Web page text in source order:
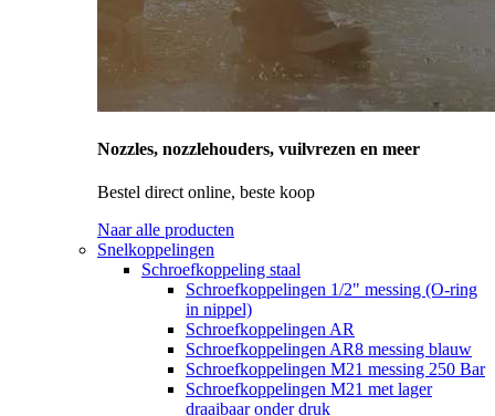
Nozzles, nozzlehouders, vuilvrezen en meer
Bestel direct online, beste koop
Naar alle producten
Snelkoppelingen
Schroefkoppeling staal
Schroefkoppelingen 1/2" messing (O-ring
in nippel)
Schroefkoppelingen AR
Schroefkoppelingen AR8 messing blauw
Schroefkoppelingen M21 messing 250 Bar
Schroefkoppelingen M21 met lager
draaibaar onder druk